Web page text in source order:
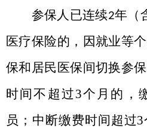
参保人已连续2年（
医疗保险的，因就业等
保和居民医保间切换参
时间不超过3个月的，
员；中断缴费时间超过3